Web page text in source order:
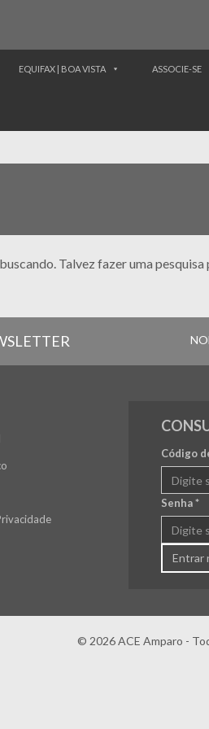
EQUIFAX | BOA VISTA ASSOCIE-SE
Talvez fazer uma pesquisa
Código
Senha*
Entrar
© 2026 ACE Amparo -